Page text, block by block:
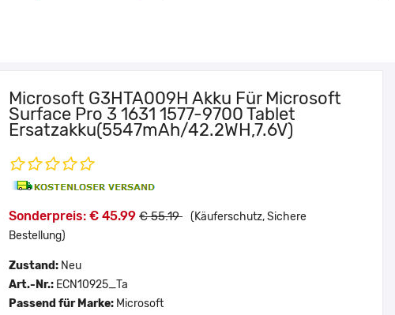
Microsoft G3HTA009H Akku Für Microsoft
Surface Pro 3 1631 1577-9700 Tablet
Ersatzakku(5547mAh/42.2WH,7.6V)
Sonderpreis: € 45.99 € 55.19 (Käuferschutz, Sichere
Bestellung)
Zustand: Neu
Art.-Nr.: ECN10925_Ta
Passend für Marke: Microsoft